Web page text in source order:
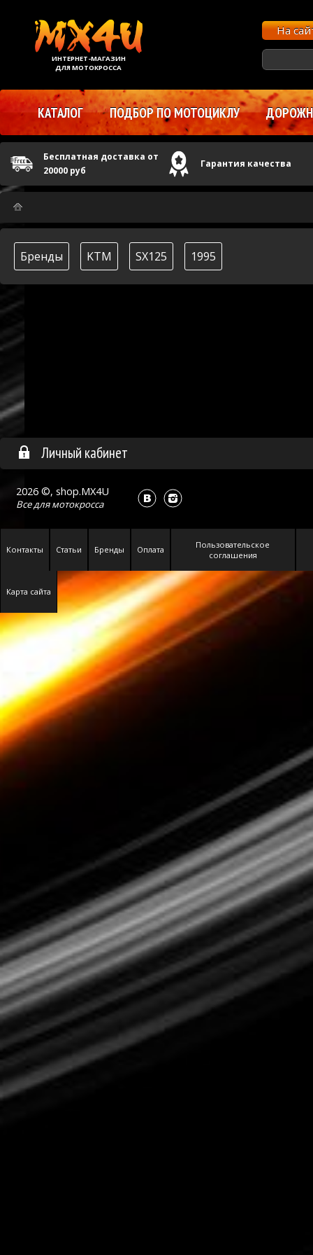
Бренды KTM SX125 1995
ИНТЕРНЕТ-МАГАЗИН
ДЛЯ МОТОКРОССА
На
КАТАЛОГ ПОДБОР ПО МОТОЦИКЛУ
Бесплатная доставка от
20000 руб
Гарантия качества
Личный кабинет
2026 ©, shop.MX4U
Все длямотокросса
Контакты Статьи Бренды Оплата
Пользовательское
соглашения
Карта сайта